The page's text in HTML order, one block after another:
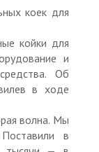
коек для
койки для
и
Об
в ходе
волна. Мы
в